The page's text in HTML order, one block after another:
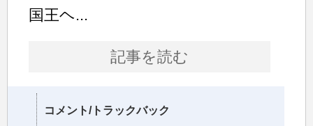
国王ヘ...
記事を読む
コメント/トラックバック